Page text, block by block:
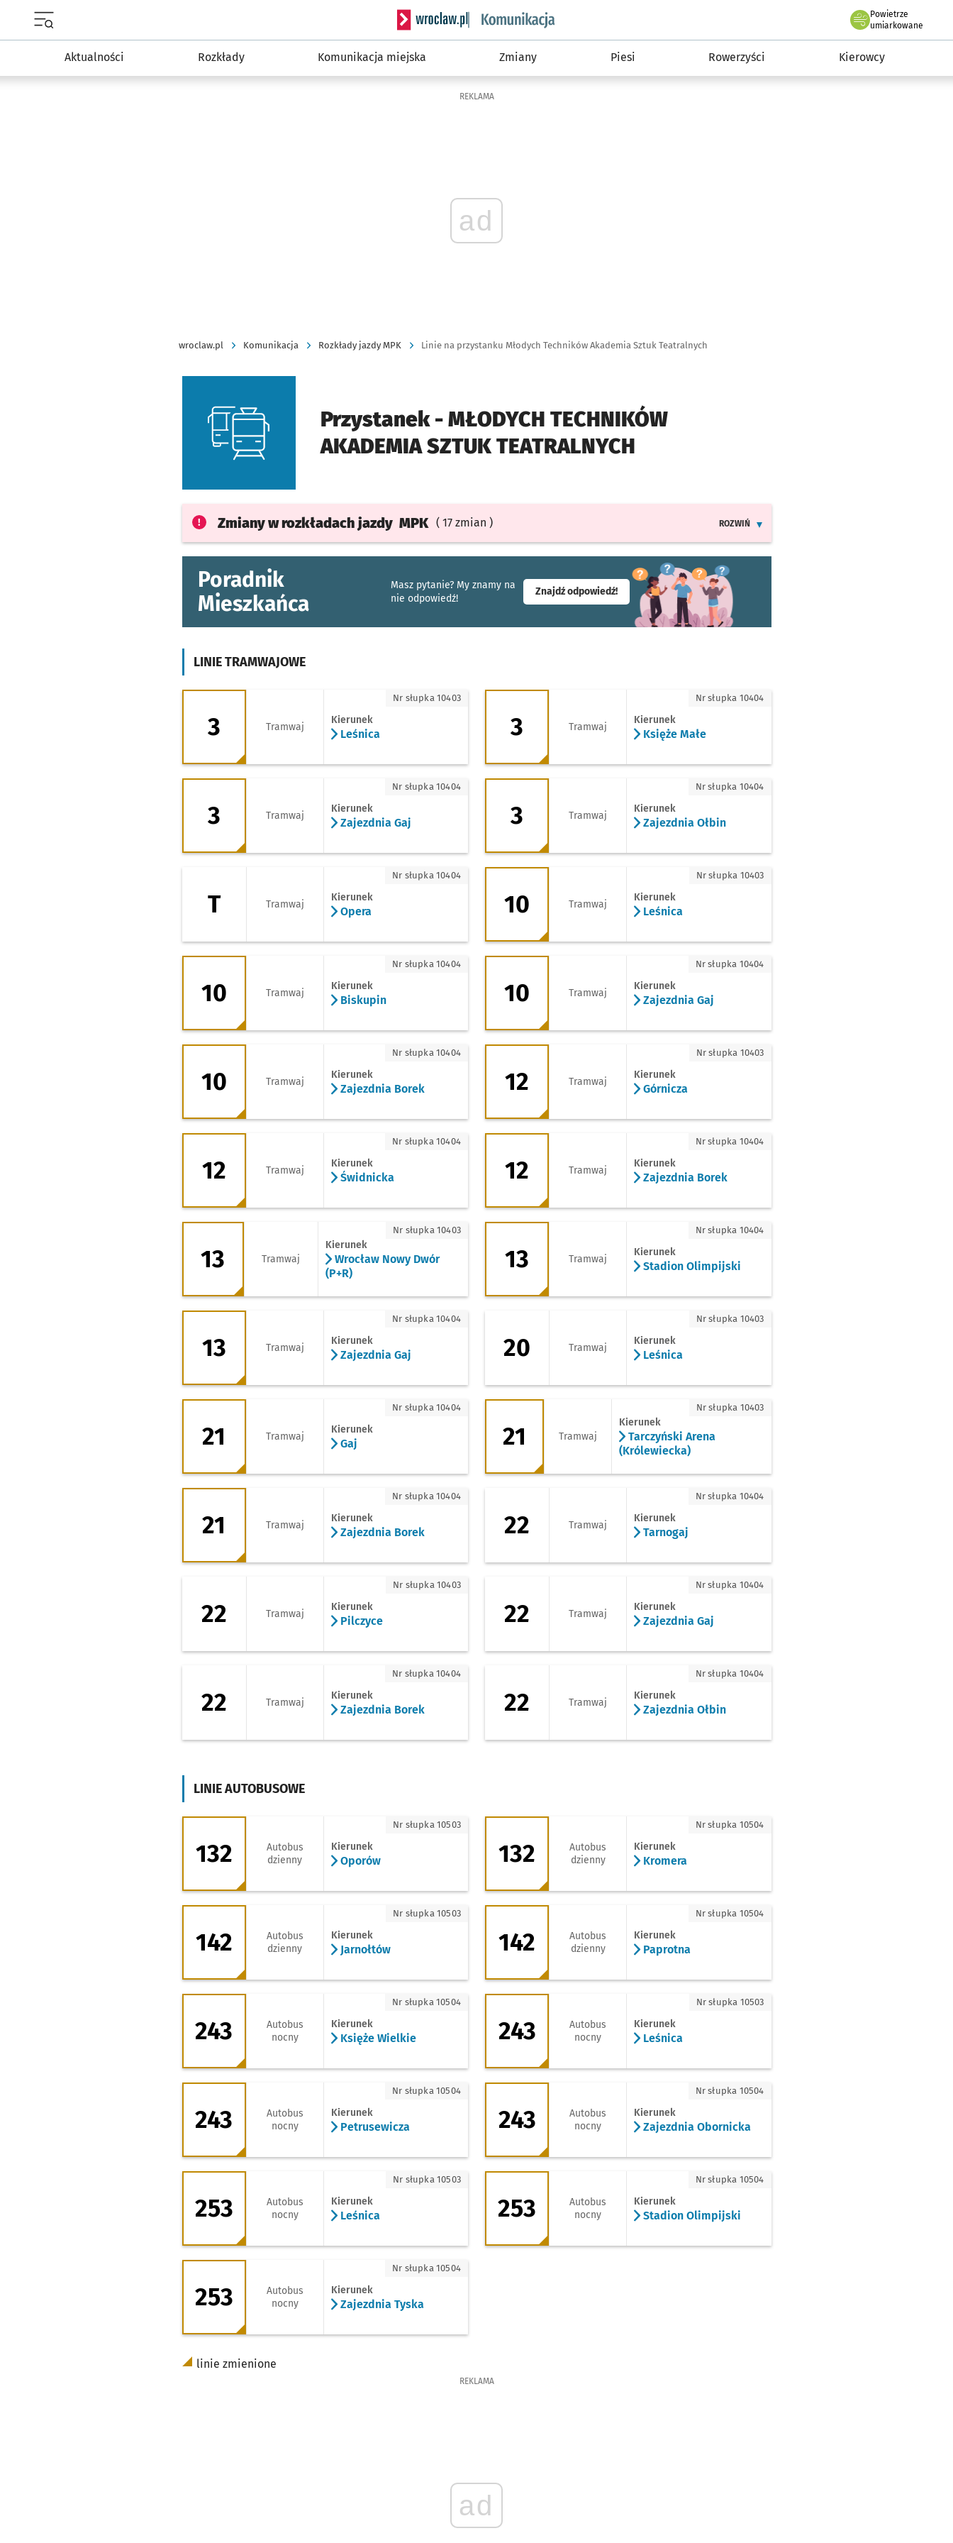
Serwis informacyjny wroclaw.pl podserwis: Komunikacja
Powietrze
we Wrocławiu
umiarkowane
Aktualności Rozkłady Komunikacja miejska Zmiany Piesi Rowerzyści Kierowcy
REKLAMA
ad
wroclaw.pl Komunikacja Rozkłady jazdy MPK Linie na przystanku Młodych Techników Akademia Sztuk Teatralnych
Przystanek -MŁODYCH TECHNIKÓW
AKADEMIA SZTUK TEATRALNYCH
Zmiany w rozkładach jazdy MPK ( 17 zmian )
ROZWIŃ
Poradnik
Mieszkańca
Masz pytanie? My znamy na
nie odpowiedź!
Znajdź odpowiedź!- otworzy się w nowej karcie
LINIE TRAMWAJOWE
3 - kierunek Leśnica
3 Tramwaj
Kierunek
Leśnica
Nr słupka 10403 3 - kierunek Księże Małe
3 Tramwaj
Kierunek
Księże Małe
Nr słupka 10404
3 - kierunek Zajezdnia Gaj
3 Tramwaj
Kierunek
Zajezdnia Gaj
Nr słupka 10404 3 - kierunek Zajezdnia Ołbin
3 Tramwaj
Kierunek
Zajezdnia Ołbin
Nr słupka 10404
T Tramwaj
Kierunek
Opera
Nr słupka 10404 10 - kierunek Leśnica
10 Tramwaj
Kierunek
Leśnica
Nr słupka 10403
10 - kierunek Biskupin
10 Tramwaj
Kierunek
Biskupin
Nr słupka 10404 10 - kierunek Zajezdnia Gaj
10 Tramwaj
Kierunek
Zajezdnia Gaj
Nr słupka 10404
10 - kierunek Zajezdnia Borek
10 Tramwaj
Kierunek
Zajezdnia Borek
Nr słupka 10404 12 - kierunek Górnicza
12 Tramwaj
Kierunek
Górnicza
Nr słupka 10403
12 - kierunek Świdnicka
12 Tramwaj
Kierunek
Świdnicka
Nr słupka 10404 12 - kierunek Zajezdnia Borek
12 Tramwaj
Kierunek
Zajezdnia Borek
Nr słupka 10404
13 - kierunek Wrocław Nowy Dwór (P+R)
13 Tramwaj
Kierunek
Wrocław Nowy Dwór
(P+R)
Nr słupka 10403 13 - kierunek Stadion Olimpijski
13 Tramwaj
Kierunek
Stadion Olimpijski
Nr słupka 10404
13 - kierunek Zajezdnia Gaj
13 Tramwaj
Kierunek
Zajezdnia Gaj
Nr słupka 10404
20 Tramwaj
Kierunek
Leśnica
Nr słupka 10403
21 - kierunek Gaj
21 Tramwaj
Kierunek
Gaj
Nr słupka 10404 21 - kierunek Tarczyński Arena (Królewiecka)
21 Tramwaj
Kierunek
Tarczyński Arena
(Królewiecka)
Nr słupka 10403
21 - kierunek Zajezdnia Borek
21 Tramwaj
Kierunek
Zajezdnia Borek
Nr słupka 10404
22 Tramwaj
Kierunek
Tarnogaj
Nr słupka 10404
22 Tramwaj
Kierunek
Pilczyce
Nr słupka 10403
22 Tramwaj
Kierunek
Zajezdnia Gaj
Nr słupka 10404
22 - kierunek Zajezdnia Borek
22 Tramwaj
Kierunek
Zajezdnia Borek
Nr słupka 10404 22 - kierunek Zajezdnia Ołbin
22 Tramwaj
Kierunek
Zajezdnia Ołbin
Nr słupka 10404
LINIE AUTOBUSOWE
132 - kierunek Oporów
132
Autobus
dzienny
Kierunek
Oporów
Nr słupka 10503 132 - kierunek Kromera
132
Autobus
dzienny
Kierunek
Kromera
Nr słupka 10504
142 - kierunek Jarnołtów
142
Autobus
dzienny
Kierunek
Jarnołtów
Nr słupka 10503 142 - kierunek Paprotna
142
Autobus
dzienny
Kierunek
Paprotna
Nr słupka 10504
243 - kierunek Księże Wielkie
243
Autobus
nocny
Kierunek
Księże Wielkie
Nr słupka 10504 243 - kierunek Leśnica
243
Autobus
nocny
Kierunek
Leśnica
Nr słupka 10503
243 - kierunek Petrusewicza
243
Autobus
nocny
Kierunek
Petrusewicza
Nr słupka 10504 243 - kierunek Zajezdnia Obornicka
243
Autobus
nocny
Kierunek
Zajezdnia Obornicka
Nr słupka 10504
253 - kierunek Leśnica
253
Autobus
nocny
Kierunek
Leśnica
Nr słupka 10503 253 - kierunek Stadion Olimpijski
253
Autobus
nocny
Kierunek
Stadion Olimpijski
Nr słupka 10504
253 - kierunek Zajezdnia Tyska
253
Autobus
nocny
Kierunek
Zajezdnia Tyska
Nr słupka 10504
linie zmienione
REKLAMA
ad